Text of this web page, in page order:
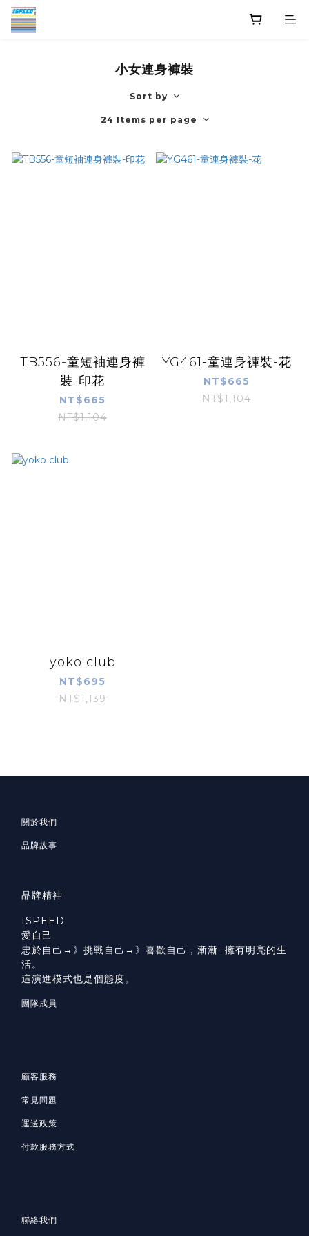
小女連身褲裝
Sort by
24 Items per page
TB556-童短袖連身褲
裝-印花
NT$665
NT$1,104
YG461-童連身褲裝-花
NT$665
NT$1,104
yoko club
NT$695
NT$1,139
關於我們
品牌故事
品牌精神
ISPEED
愛自己
忠於自己→》挑戰自己→》喜歡自己，漸漸…擁有明亮的生
活。
這演進模式也是個態度。
團隊成員
顧客服務
常見問題
運送政策
付款服務方式
聯絡我們